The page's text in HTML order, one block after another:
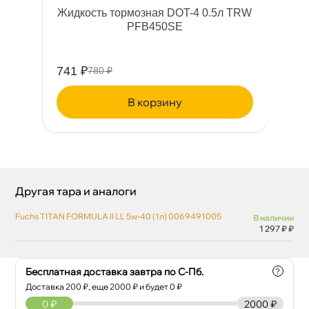
Жидкость тормозная DOT-4 0.5л TRW
PFB450SE
741 ₽780 ₽
корзину
Бесплатная доставка завтра по С-Пб.
Доставка200 ₽, еще2000 ₽ и будет 0 ₽
?
2000 ₽
0 ₽
Другая тара и аналоги
Fuchs TITAN FORMULA II LL 5w-40 (1л) 0069491005
наличии
1 297 ₽ ₽